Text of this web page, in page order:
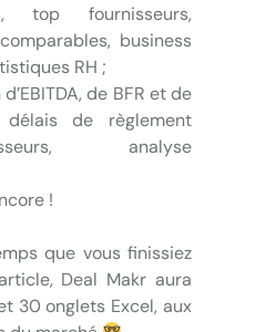
top fournisseurs,
business
RH ;
de BFR et de
de règlement
analyse
!
que vous finissiez
Deal Makr aura
30 onglets Excel, aux